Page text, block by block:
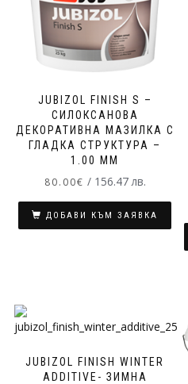
JUBIZOL FINISH S –
СИЛОКСАНОВА
ДЕКОРАТИВНА МАЗИЛКА С
ГЛАДКА СТРУКТУРА –
1.00 MM
80.00€ / 156.47 лв.
ДОБАВИ КЪМ ЗАЯВКА
JUBIZOL FINISH WINTER
ADDITIVE- ЗИМНА